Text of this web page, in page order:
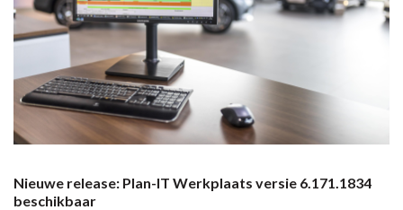
Nieuwe release: Plan-IT Werkplaats versie 6.171.1834
beschikbaar